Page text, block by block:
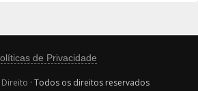
de Privacidade
· Todos os direitos reservados